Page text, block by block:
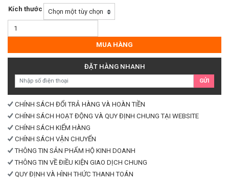
Kích thước
Gối
số
MUA HÀNG
ĐẶT HÀNG NHANH
GỬI
CHÍNH SÁCH ĐỔI TRẢ HÀNG VÀ HOÀN TIỀN
CHÍNH SÁCH HOẠT ĐỘNG VÀ QUY ĐỊNH CHUNG TẠI WEBSITE
CHÍNH SÁCH KIỂM HÀNG
CHÍNH SÁCH VẬN CHUYỂN
THÔNG TIN SẢN PHẨM HỘ KINH DOANH
THÔNG TIN VỀ ĐIỀU KIỆN GIAO DỊCH CHUNG
QUY ĐỊNH VÀ HÌNH THỨC THANH TOÁN